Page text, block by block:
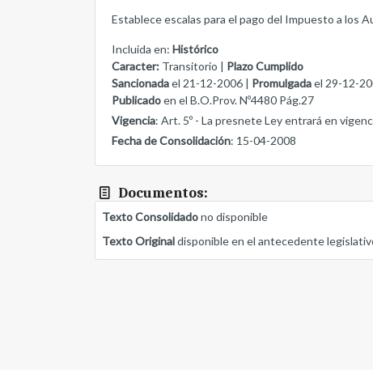
Establece escalas para el pago del Impuesto a los
Incluida en: Histórico
Caracter: Transitorio |
Plazo Cumplido
Sancionadael 21-12-2006 | Promulgadael 29-12-
Publicadoen el B.O.Prov. Nº4480 Pág.27
Vigencia: Art. 5º - La presnete Ley entrará en
Fecha de Consolidación: 15-04-2008
Documentos:
Texto Consolidadono disponible
Texto Originaldisponible en el antecedente